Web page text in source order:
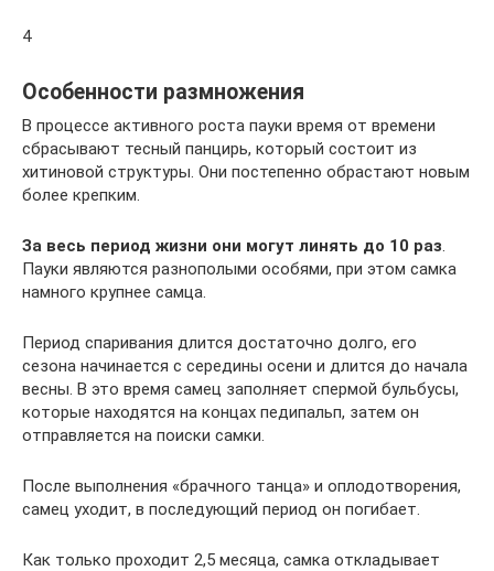
4
Особенности размножения
В процессе активного роста пауки время от времени
сбрасывают тесный панцирь, который состоит из
хитиновой структуры. Они постепенно обрастают новым
более крепким.
За весь период жизни они могут линять до 10 раз
Пауки являются разнополыми особями, при этом самка
намного крупнее самца.
Период спаривания длится достаточно долго, его
сезона начинается с середины осени и длится до начала
весны. В это время самец заполняет спермой бульбусы,
которые находятся на концах педипальп, затем он
отправляется на поиски самки.
После выполнения «брачного танца» и оплодотворения,
самец уходит, в последующий период он погибает.
Как только проходит 2,5 месяца, самка откладывает